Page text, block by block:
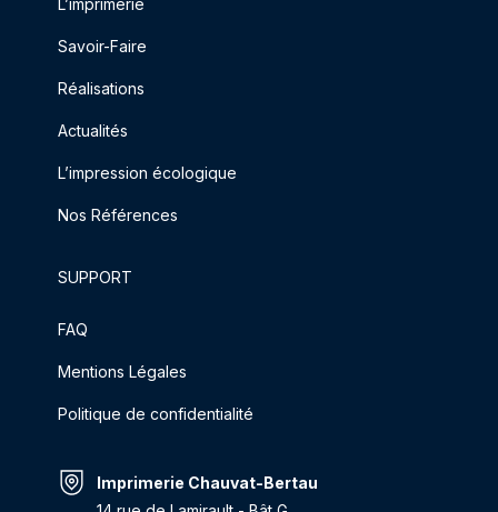
L’imprimerie
Savoir-Faire
Réalisations
Actualités
L’impression écologique
Nos Références
SUPPORT
FAQ
Mentions Légales
Politique de confidentialité
Imprimerie Chauvat-Bertau